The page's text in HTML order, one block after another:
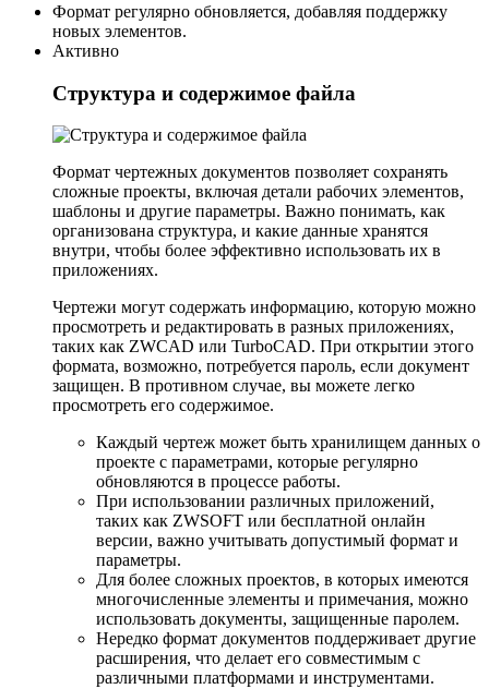
Формат регулярно обновляется, добавляя поддержку
новых элементов.
Активно
Структура и содержимое файла
Формат чертежных документов позволяет сохранять
сложные проекты, включая детали рабочих элементов,
шаблоны и другие параметры. Важно понимать, как
организована структура, и какие данные хранятся
внутри, чтобы более эффективно использовать их в
приложениях.
Чертежи могут содержать информацию, которую можно
просмотреть и редактировать в разных приложениях,
таких как ZWCAD или TurboCAD. При открытии этого
формата, возможно, потребуется пароль, если документ
защищен. В противном случае, вы можете легко
просмотреть его содержимое.
Каждый чертеж может быть хранилищем данных о
проекте с параметрами, которые регулярно
обновляются в процессе работы.
При использовании различных приложений,
таких как ZWSOFT или бесплатной онлайн
версии, важно учитывать допустимый формат и
параметры.
Для более сложных проектов, в которых имеются
многочисленные элементы и примечания, можно
использовать документы, защищенные паролем.
Нередко формат документов поддерживает другие
расширения, что делает его совместимым с
различными платформами и инструментами.